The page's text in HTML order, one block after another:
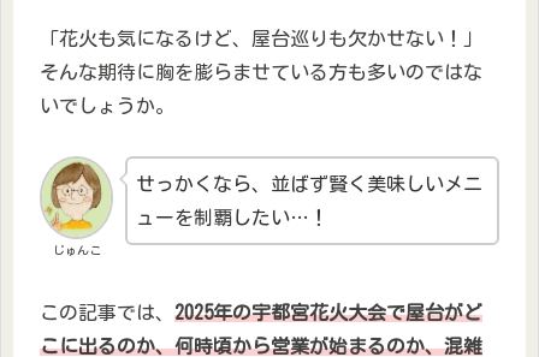
「花火も気になるけど、屋台巡りも欠かせない！」
そんな期待に胸を膨らませている方も多いのではな
いでしょうか。
じゅんこ
せっかくなら、並ばず賢く美味しいメニ
ューを制覇したい…！
この記事では、 2025年の宇都宮花火大会で屋台がど
こに出るのか、何時頃から営業が始まるのか、混雑